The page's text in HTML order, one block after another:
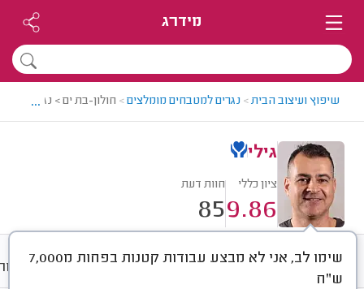
מידרג
שיפוץ ועיצוב הבית> נגרים למטבחים מומלצים> חולון-בת ים > נגר
...
גילי
ציון כללי
9.86
חוות דעת
85
שימו לב, אני לא מבצע עבודות קטנות בפחות מ7,000
ש"ח
חוות דעת ממוצע גלריה